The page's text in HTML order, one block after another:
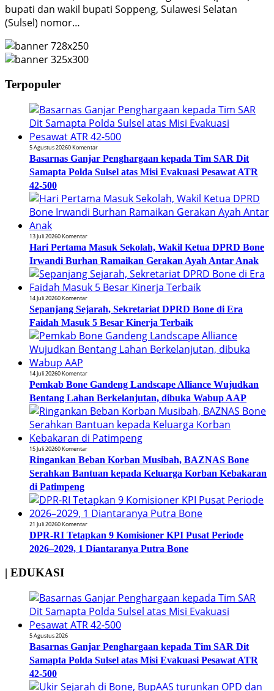
bupati dan wakil bupati Soppeng, Sulawesi Selatan
(Sulsel) nomor…
Terpopuler
5 Agustus 20260 Komentar
Basarnas Ganjar Penghargaan kepada Tim SAR Dit
Samapta Polda Sulsel atas Misi Evakuasi Pesawat ATR
42-500
13 Juli 20260 Komentar
Hari Pertama Masuk Sekolah, Wakil Ketua DPRD Bone
Irwandi Burhan Ramaikan Gerakan Ayah Antar Anak
14 Juli 20260 Komentar
Sepanjang Sejarah, Sekretariat DPRD Bone di Era
Faidah Masuk 5 Besar Kinerja Terbaik
14 Juli 20260 Komentar
Pemkab Bone Gandeng Landscape Alliance Wujudkan
Bentang Lahan Berkelanjutan, dibuka Wabup AAP
15 Juli 20260 Komentar
Ringankan Beban Korban Musibah, BAZNAS Bone
Serahkan Bantuan kepada Keluarga Korban Kebakaran
di Patimpeng
21 Juli 20260 Komentar
DPR-RI Tetapkan 9 Komisioner KPI Pusat Periode
2026–2029, 1 Diantaranya Putra Bone
| EDUKASI
5 Agustus 2026
Basarnas Ganjar Penghargaan kepada Tim SAR Dit
Samapta Polda Sulsel atas Misi Evakuasi Pesawat ATR
42-500